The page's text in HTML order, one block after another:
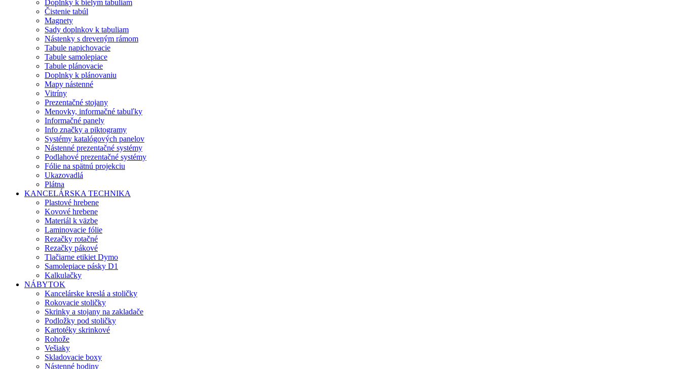
Doplnky k bielym tabuliam
Čistenie tabúl
Magnety
Sady doplnkov k tabuliam
Nástenky s dreveným rámom
Tabule napichovacie
Tabule samolepiace
Tabule plánovacie
Doplnky k plánovaniu
Mapy nástenné
Vitríny
Prezentačné stojany
Menovky, informačné tabuľky
Informačné panely
Info značky a piktogramy
Systémy katalógových panelov
Nástenné prezentačné systémy
Podlahové prezentačné systémy
Fólie na spätnú projekciu
Ukazovadlá
Plátna
KANCELÁRSKA TECHNIKA
Plastové hrebene
Kovové hrebene
Materiál k väzbe
Laminovacie fólie
Rezačky rotačné
Rezačky pákové
Tlačiarne etikiet Dymo
Samolepiace pásky D1
Kalkulačky
NÁBYTOK
Kancelárske kreslá a stoličky
Rokovacie stoličky
Skrinky a stojany na zakladače
Podložky pod stoličky
Kartotéky skrinkové
Rohože
Vešiaky
Skladovacie boxy
Nástenné hodiny